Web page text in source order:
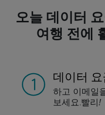
오늘 데이터
여행 전에
데이터
하고 이메일
보세요.빨리!